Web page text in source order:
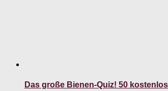
Das große Bienen-Quiz! 50